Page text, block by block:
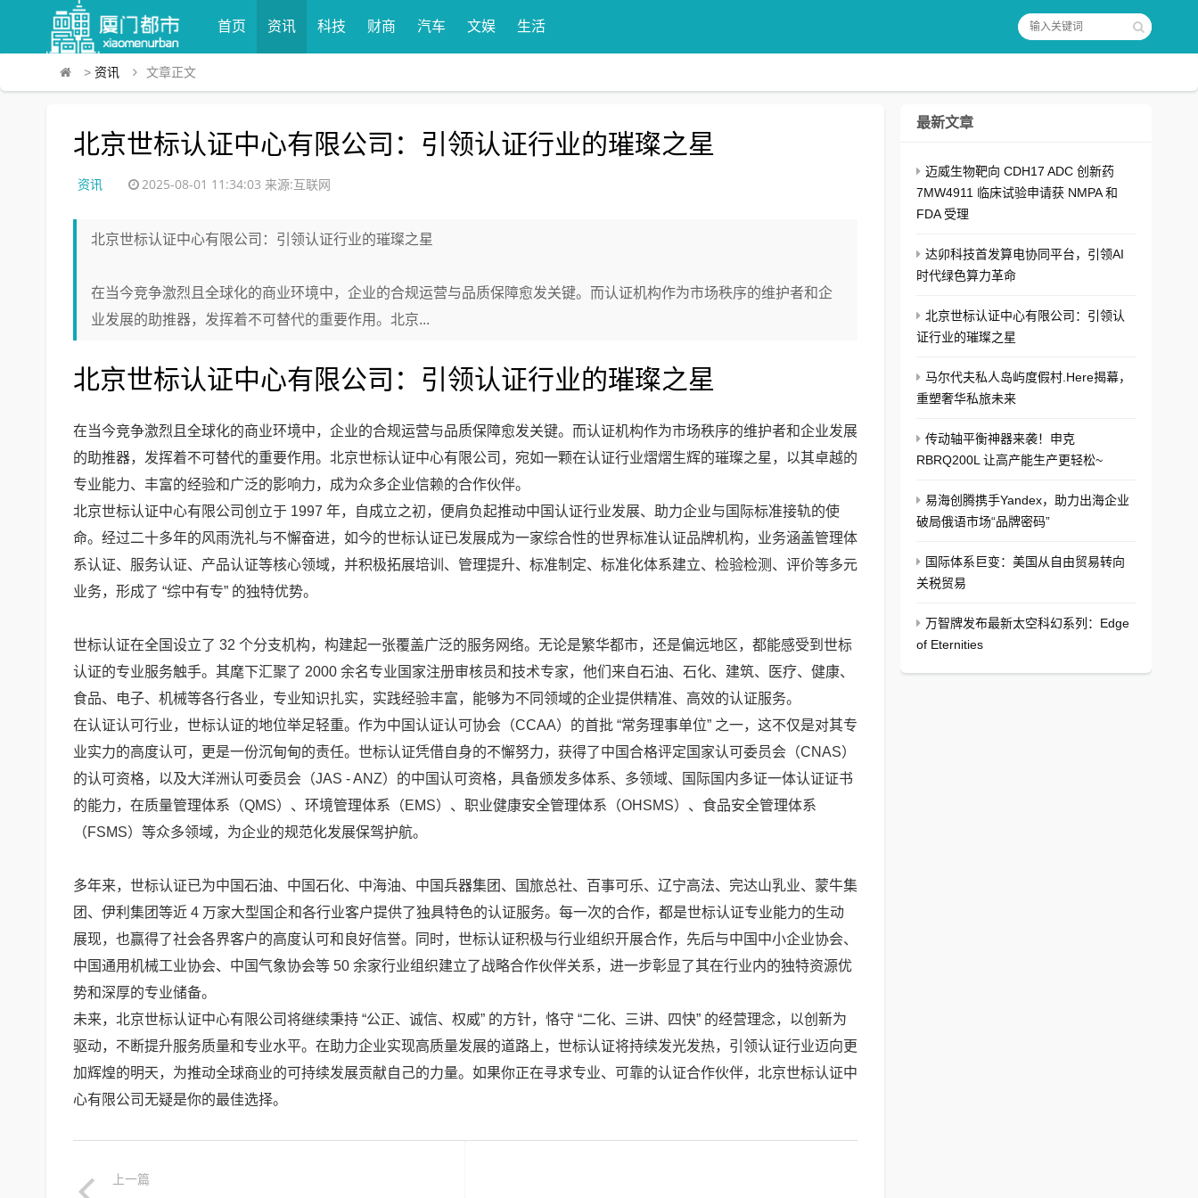
首页 资讯 科技 财商 汽车 文娱 生活
> 资讯 文章正文
北京世标认证中心有限公司：引领认证行业的璀璨之星
资讯 2025-08-01 11:34:03 来源:互联网
北京世标认证中心有限公司：引领认证行业的璀璨之星
在当今竞争激烈且全球化的商业环境中，企业的合规运营与品质保障愈发关键。而认证机构作为市场秩序的维护者和企
业发展的助推器，发挥着不可替代的重要作用。北京...
北京世标认证中心有限公司：引领认证行业的璀璨之星
在当今竞争激烈且全球化的商业环境中，企业的合规运营与品质保障愈发关键。而认证机构作为市场秩序的维护者和企业发展
的助推器，发挥着不可替代的重要作用。北京世标认证中心有限公司，宛如一颗在认证行业熠熠生辉的璀璨之星，以其卓越的
专业能力、丰富的经验和广泛的影响力，成为众多企业信赖的合作伙伴。
北京世标认证中心有限公司创立于 1997 年，自成立之初，便肩负起推动中国认证行业发展、助力企业与国际标准接轨的使
命。经过二十多年的风雨洗礼与不懈奋进，如今的世标认证已发展成为一家综合性的世界标准认证品牌机构，业务涵盖管理体
系认证、服务认证、产品认证等核心领域，并积极拓展培训、管理提升、标准制定、标准化体系建立、检验检测、评价等多元
业务，形成了 “综中有专” 的独特优势。
世标认证在全国设立了 32 个分支机构，构建起一张覆盖广泛的服务网络。无论是繁华都市，还是偏远地区，都能感受到世标
认证的专业服务触手。其麾下汇聚了 2000 余名专业国家注册审核员和技术专家，他们来自石油、石化、建筑、医疗、健康、
食品、电子、机械等各行各业，专业知识扎实，实践经验丰富，能够为不同领域的企业提供精准、高效的认证服务。
在认证认可行业，世标认证的地位举足轻重。作为中国认证认可协会（CCAA）的首批 “常务理事单位” 之一，这不仅是对其专
业实力的高度认可，更是一份沉甸甸的责任。世标认证凭借自身的不懈努力，获得了中国合格评定国家认可委员会（CNAS）
的认可资格，以及大洋洲认可委员会（JAS - ANZ）的中国认可资格，具备颁发多体系、多领域、国际国内多证一体认证证书
的能力，在质量管理体系（QMS）、环境管理体系（EMS）、职业健康安全管理体系（OHSMS）、食品安全管理体系
（FSMS）等众多领域，为企业的规范化发展保驾护航。
多年来，世标认证已为中国石油、中国石化、中海油、中国兵器集团、国旅总社、百事可乐、辽宁高法、完达山乳业、蒙牛集
团、伊利集团等近 4 万家大型国企和各行业客户提供了独具特色的认证服务。每一次的合作，都是世标认证专业能力的生动
展现，也赢得了社会各界客户的高度认可和良好信誉。同时，世标认证积极与行业组织开展合作，先后与中国中小企业协会、
中国通用机械工业协会、中国气象协会等 50 余家行业组织建立了战略合作伙伴关系，进一步彰显了其在行业内的独特资源优
势和深厚的专业储备。
未来，北京世标认证中心有限公司将继续秉持 “公正、诚信、权威” 的方针，恪守 “二化、三讲、四快” 的经营理念，以创新为
驱动，不断提升服务质量和专业水平。在助力企业实现高质量发展的道路上，世标认证将持续发光发热，引领认证行业迈向更
加辉煌的明天，为推动全球商业的可持续发展贡献自己的力量。如果你正在寻求专业、可靠的认证合作伙伴，北京世标认证中
心有限公司无疑是你的最佳选择。
上一篇
最新文章
迈威生物靶向 CDH17 ADC 创新药
7MW4911 临床试验申请获 NMPA 和
FDA 受理
达卯科技首发算电协同平台，引领AI
时代绿色算力革命
北京世标认证中心有限公司：引领认
证行业的璀璨之星
马尔代夫私人岛屿度假村.Here揭幕，
重塑奢华私旅未来
传动轴平衡神器来袭！申克
RBRQ200L 让高产能生产更轻松~
易海创腾携手Yandex，助力出海企业
破局俄语市场“品牌密码”
国际体系巨变：美国从自由贸易转向
关税贸易
万智牌发布最新太空科幻系列：Edge
of Eternities